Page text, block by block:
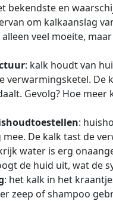
bekendste en
om kalkaanslag
veel moeite,
: kalk houdt van
verwarmingsketel. De
Gevolg? Hoe
:
De kalk tast de
water is erg
de huid uit, wat de
: het kalk in het
zeep of shampoo